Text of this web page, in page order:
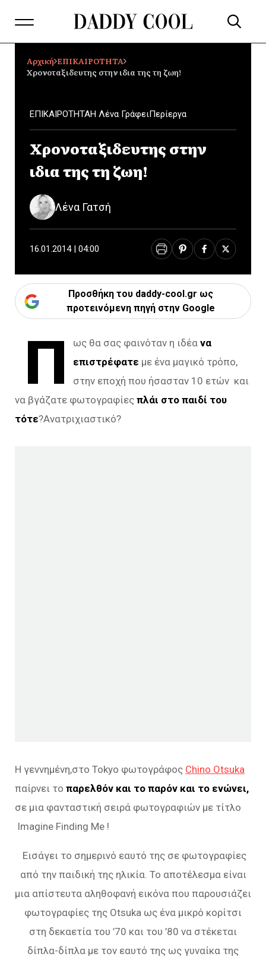
Αρχική ΕΠΙΚΑΙΡΟΤΗΤΑ
Χρονοταξιδευτης στην ιδια της τη ζωη!
ΕΠΙΚΑΙΡΟΤΗΤΑΗ Λένα ΓράφειΠερίεργα
Χρονοταξιδευτης στην
ιδια της τη ζωη!
Λένα Γατσή
16.01.2014 | 04:00
Προσθήκη του daddy-cool.gr ως
προτεινόμενη πηγή στην Google
Π ως θα σας φαινόταν η ιδέανα
επιστρέφατε με ένα μαγικό τρόπο,
στην εποχή που ήσασταν 10 ετών και
να βγάζατε φωτογραφίες πλάι στο παιδί του
τότε?Ανατριχιαστικό?
Η γεννημένη,στο Tokyo φωτογράφος Chino Otsuka
παίρνει το παρελθόν και το παρόν και το ενώνει,
σε μια φανταστική σειρά φωτογραφιών με τίτλο
Imagine Finding Me !
Εισάγει το σημερινό εαυτό της σε φωτογραφίες
από την παιδική της ηλικία. Το αποτέλεσμα είναι
μια απίστευτα αληθοφανή εικόνα που παρουσιάζει
φωτογραφίες της Otsuka ως ένα μικρό κορίτσι
στη δεκαετία του ’70 και του ’80 να στέκεται
δίπλα-δίπλα με τον εαυτό της ως γυναίκα της